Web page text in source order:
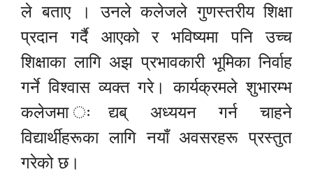
ले बताए । उनले कलेजले गुणस्तरीय शिक्षा
प्रदान गर्दै आएको र भविष्यमा पनि उच्च
शिक्षाका लागि अझ प्रभावकारी भूमिका निर्वाह
गर्ने विश्वास व्यक्त गरे। कार्यक्रमले शुभारम्भ
कलेजमा ःद्यब् अध्ययन गर्न चाहने
विद्यार्थीहरूका लागि नयाँ अवसरहरू प्रस्तुत
गरेको छ।